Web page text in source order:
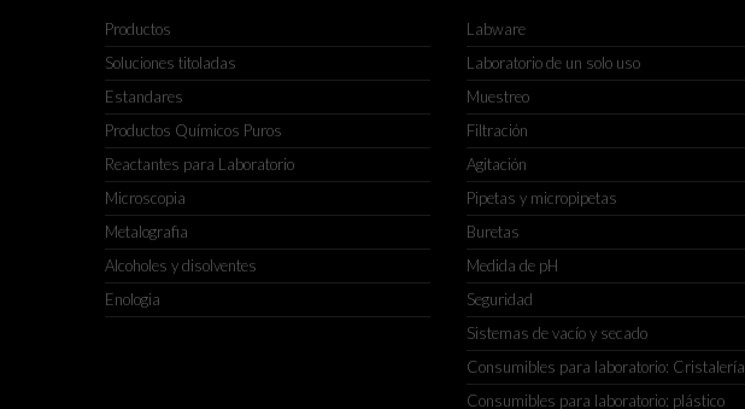
Productos
Soluciones titoladas
Estandares
Productos Químicos Puros
Reactantes para Laboratorio
Microscopia
Metalografia
Alcoholes y disolventes
Enologia
Labware
Laboratorio de un solo uso
Muestreo
Filtración
Agitación
Pipetas y micropipetas
Buretas
Medida de pH
Seguridad
Sistemas de vacío y secado
Consumibles para laboratorio: Cristalería
Consumibles para laboratorio: plástico